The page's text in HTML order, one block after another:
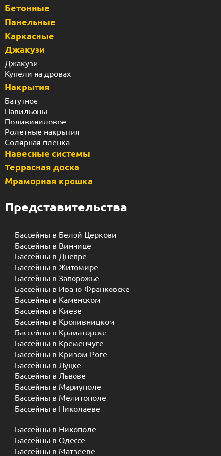
Бетонные
Панельные
Каркасные
Джакузи
Джакузи
Купели на дровах
Накрытия
Батутное
Павильоны
Поливиниловое
Ролетные накрытия
Солярная пленка
Навесные системы
Террасная доска
Мраморная крошка
Представительства
Бассейны в Белой Церкови
Бассейны в Виннице
Бассейны в Днепре
Бассейны в Житомире
Бассейны в Запорожье
Бассейны в Ивано-Франковске
Бассейны в Каменском
Бассейны в Киеве
Бассейны в Кропивницком
Бассейны в Краматорске
Бассейны в Кременчуге
Бассейны в Кривом Роге
Бассейны в Луцке
Бассейны в Львове
Бассейны в Мариуполе
Бассейны в Мелитополе
Бассейны в Николаеве
Бассейны в Никополе
Бассейны в Одессе
Бассейны в Матвееве